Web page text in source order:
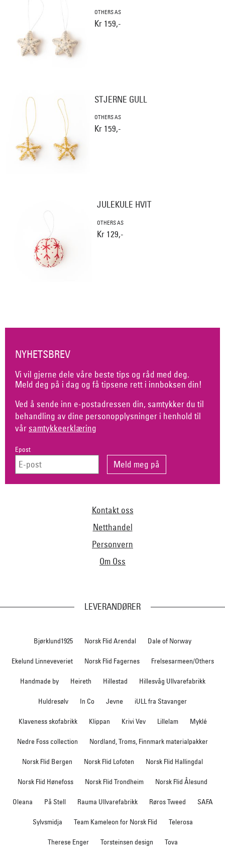
OTHERS AS
Kr 159,-
STJERNE GULL
OTHERS AS
Kr 159,-
JULEKULE HVIT
OTHERS AS
Kr 129,-
NYHETSBREV
Vi vil gjerne dele våre beste tips og råd med deg.
Meld deg på i dag og få tipsene rett i innboksen din!
Ved å sende inn e-postadressen din, samtykker du til
behandling av dine personopplysninger i henhold til
vår samtykkeerklæring
Epost
Kontakt oss
Netthandel
Personvern
Om Oss
LEVERANDØRER
Bjørklund1925 Norsk Flid Arendal Dale of Norway
Ekelund Linneveveriet Norsk Flid Fagernes Frelsesarmeen/Others
Handmade by Heireth Hillestad Hillesvåg Ullvarefabrikk
Huldresølv In Co Jevne iULL fra Stavanger
Klaveness skofabrikk Klippan Krivi Vev Lillelam Myklé
Nedre Foss collection Nordland, Troms, Finnmark materialpakker
Norsk Flid Bergen Norsk Flid Lofoten Norsk Flid Hallingdal
Norsk Flid Hønefoss Norsk Flid Trondheim Norsk Flid Ålesund
Oleana På Stell Rauma Ullvarefabrikk Røros Tweed SAFA
Sylvsmidja Team Kameleon for Norsk Flid Telerosa
Therese Enger Torsteinsen design Tova